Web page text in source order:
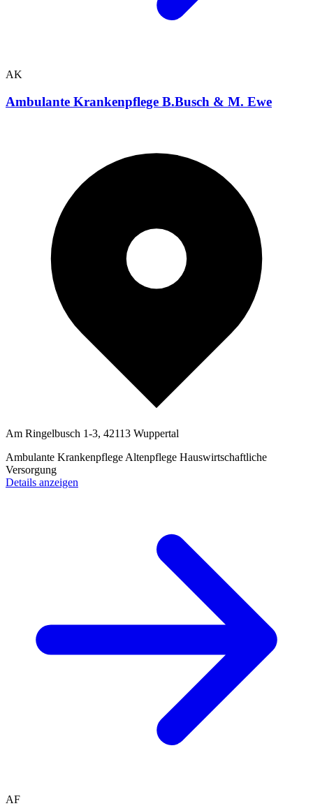
AK
Ambulante Krankenpflege B.Busch & M. Ewe
Am Ringelbusch 1-3, 42113 Wuppertal
Ambulante Krankenpflege Altenpflege Hauswirtschaftliche
Versorgung
Details anzeigen
AF